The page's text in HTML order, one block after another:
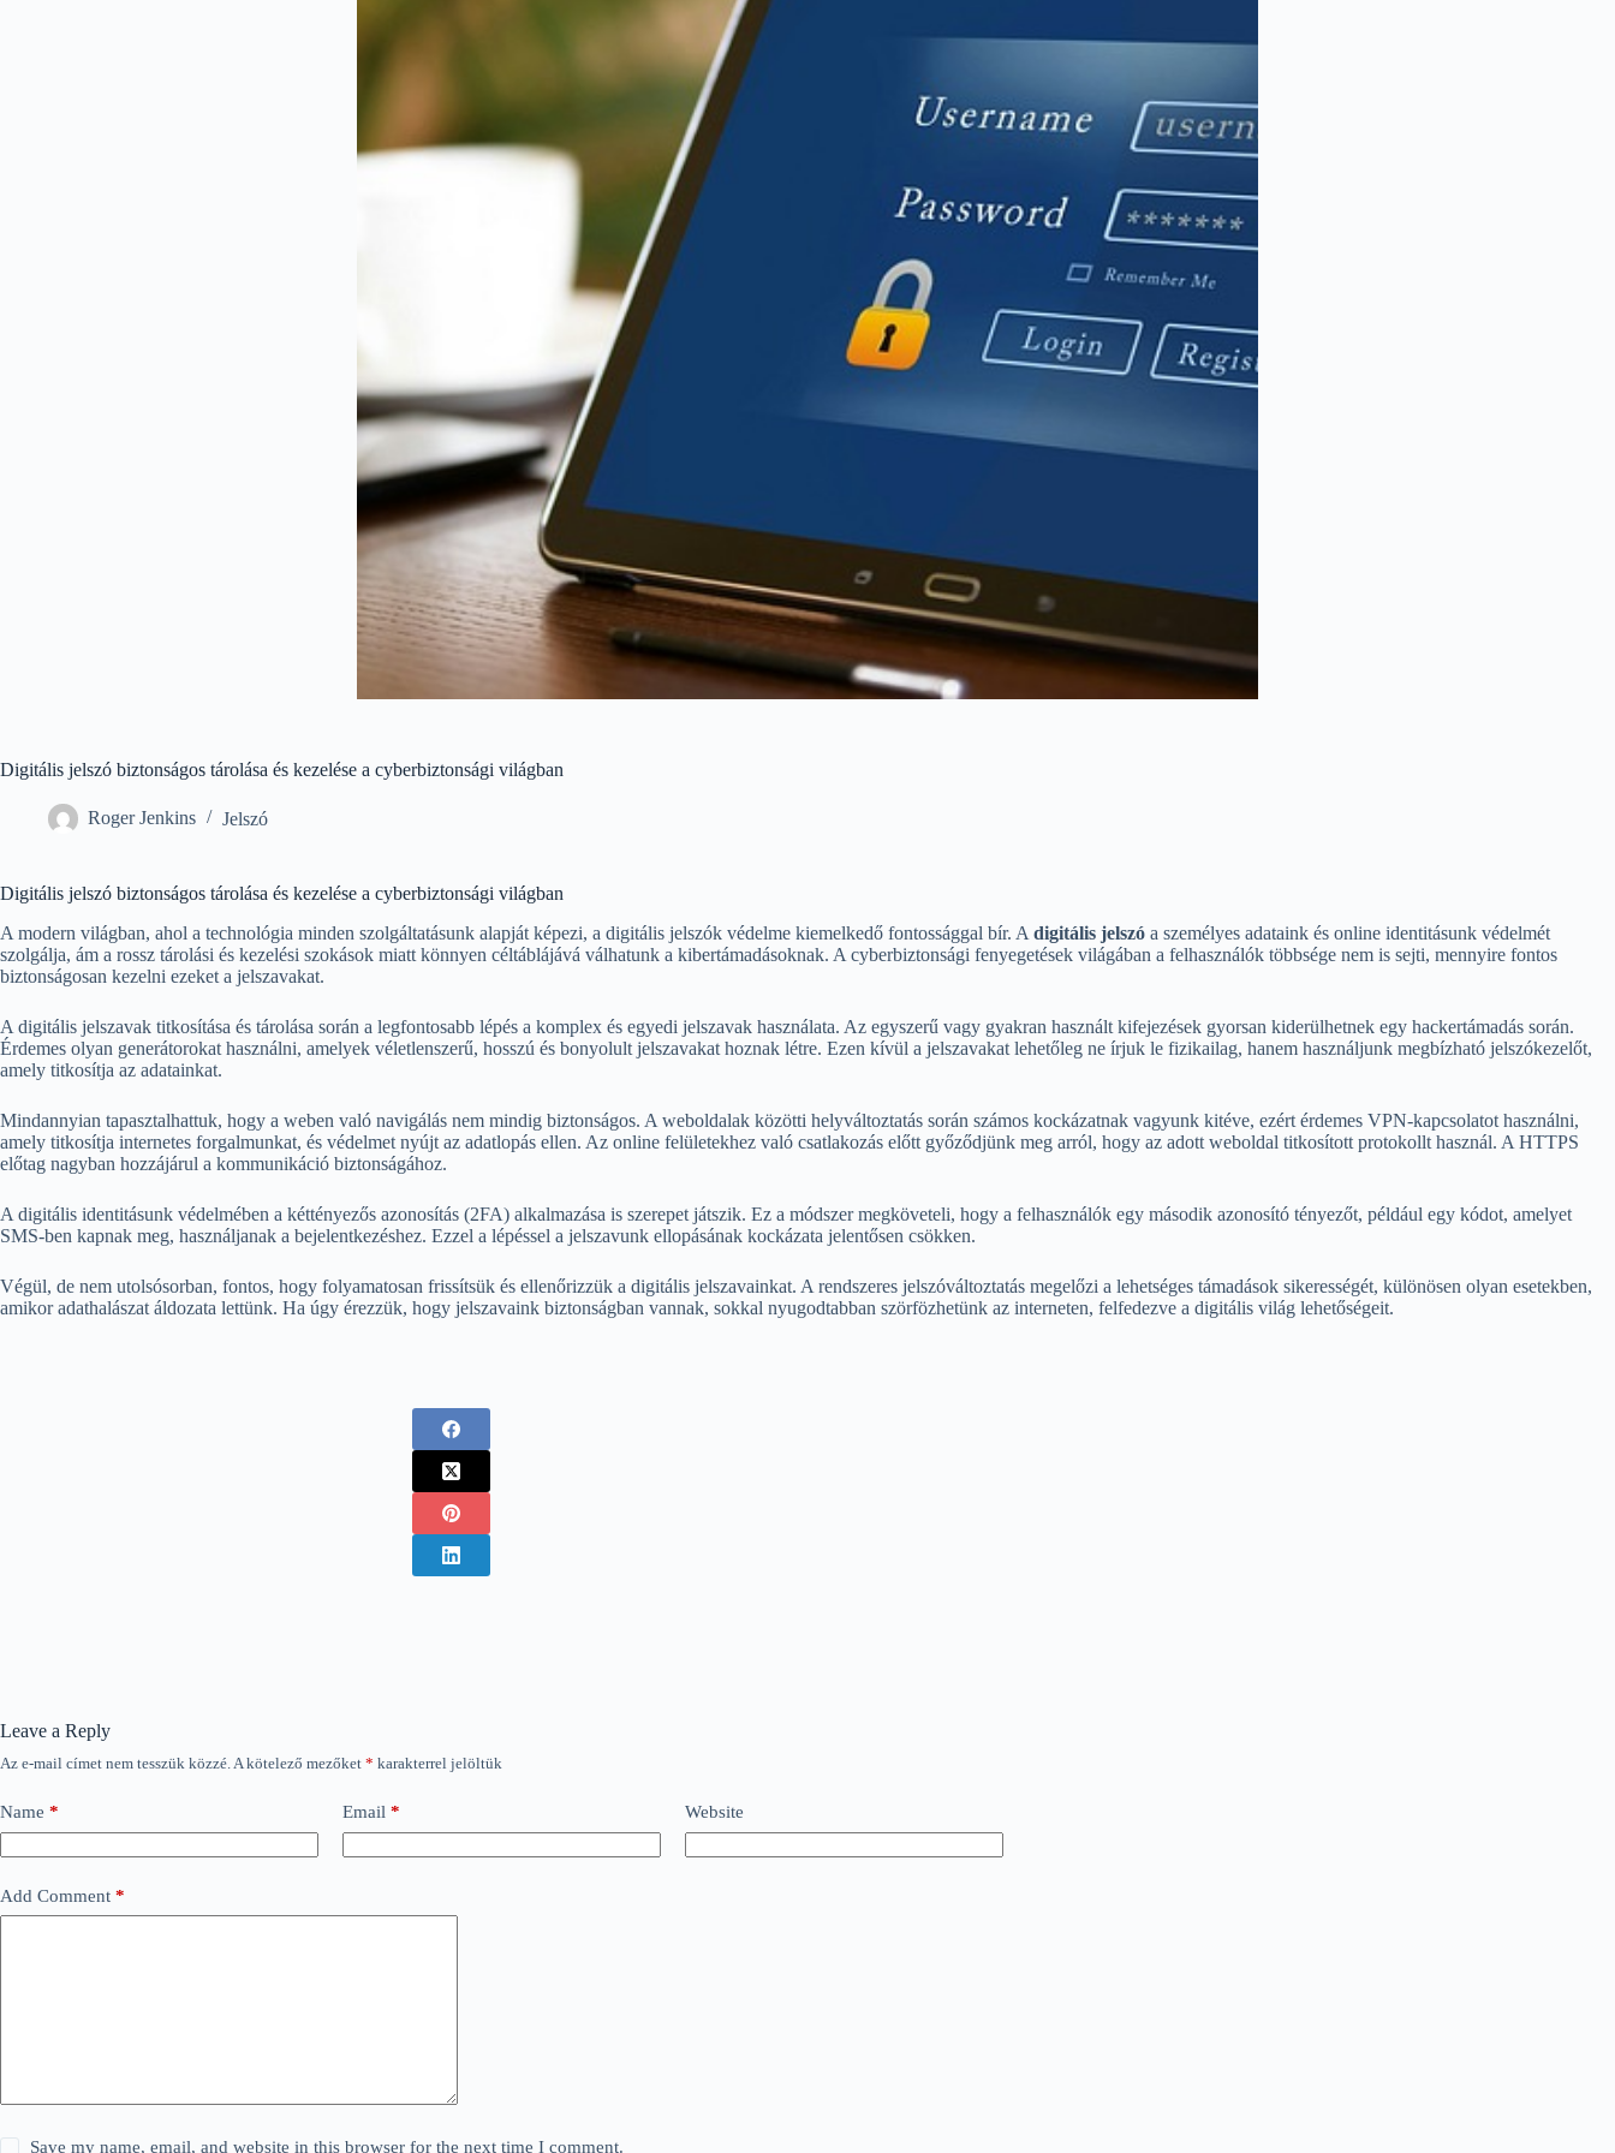
Digitális jelszó biztonságos tárolása és kezelése a cyberbiztonsági világban
Roger Jenkins Jelszó
Digitális jelszó biztonságos tárolása és kezelése a cyberbiztonsági világban
A modern világban, ahol a technológia minden szolgáltatásunk alapját képezi, a digitális jelszók védelme kiemelkedő fontossággal bír. A digitális jelszó a személyes adataink és online identitásunk védelmét
szolgálja, ám a rossz tárolási és kezelési szokások miatt könnyen céltáblájává válhatunk a kibertámadásoknak. A cyberbiztonsági fenyegetések világában a felhasználók többsége nem is sejti, mennyire fontos
biztonságosan kezelni ezeket a jelszavakat.
A digitális jelszavak titkosítása és tárolása során a legfontosabb lépés a komplex és egyedi jelszavak használata. Az egyszerű vagy gyakran használt kifejezések gyorsan kiderülhetnek egy hackertámadás során.
Érdemes olyan generátorokat használni, amelyek véletlenszerű, hosszú és bonyolult jelszavakat hoznak létre. Ezen kívül a jelszavakat lehetőleg ne írjuk le fizikailag, hanem használjunk megbízható jelszókezelőt,
amely titkosítja az adatainkat.
Mindannyian tapasztalhattuk, hogy a weben való navigálás nem mindig biztonságos. A weboldalak közötti helyváltoztatás során számos kockázatnak vagyunk kitéve, ezért érdemes VPN-kapcsolatot használni,
amely titkosítja internetes forgalmunkat, és védelmet nyújt az adatlopás ellen. Az online felületekhez való csatlakozás előtt győződjünk meg arról, hogy az adott weboldal titkosított protokollt használ. A HTTPS
előtag nagyban hozzájárul a kommunikáció biztonságához.
A digitális identitásunk védelmében a kéttényezős azonosítás (2FA) alkalmazása is szerepet játszik. Ez a módszer megköveteli, hogy a felhasználók egy második azonosító tényezőt, például egy kódot, amelyet
SMS-ben kapnak meg, használjanak a bejelentkezéshez. Ezzel a lépéssel a jelszavunk ellopásának kockázata jelentősen csökken.
Végül, de nem utolsósorban, fontos, hogy folyamatosan frissítsük és ellenőrizzük a digitális jelszavainkat. A rendszeres jelszóváltoztatás megelőzi a lehetséges támadások sikerességét, különösen olyan esetekben,
amikor adathalászat áldozata lettünk. Ha úgy érezzük, hogy jelszavaink biztonságban vannak, sokkal nyugodtabban szörfözhetünk az interneten, felfedezve a digitális világ lehetőségeit.
Leave a Reply
Az e-mail címet nem tesszük közzé.A kötelező mezőket * karakterrel jelöltük
Name * Email * Website
Add Comment *
Save my name, email, and website in this browser for the next time I comment.